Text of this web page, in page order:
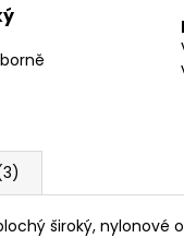
široký, nylonové